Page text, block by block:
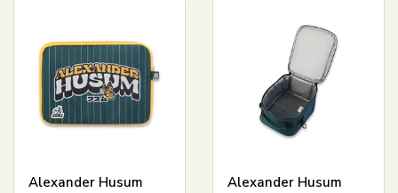
Alexander Husum
Alexander Husum